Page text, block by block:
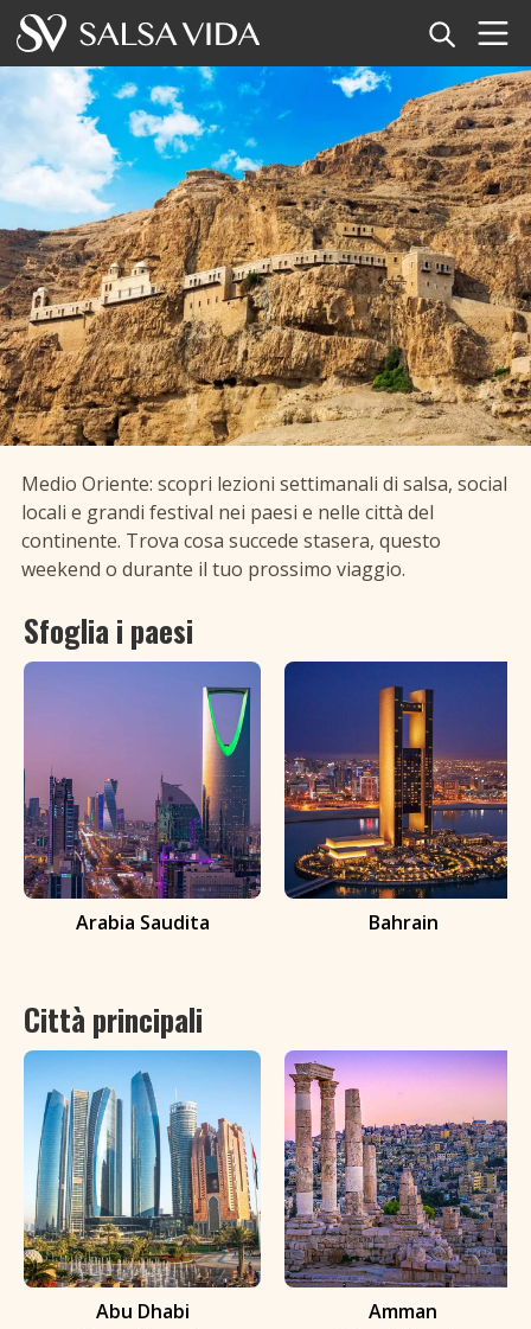
Home
Notizie
Articoli
Video
Glossario della salsa
Negozio
TuneTempo
+ Aggiungi evento
Guide> Medio Oriente
BALLARE LA SALSA —
MEDIO ORIENTE
CERCA
Medio Oriente: scopri lezioni settimanali di salsa, social
locali e grandi festival nei paesi e nelle città del
continente. Trova cosa succede stasera, questo
weekend o durante il tuo prossimo viaggio.
Sfoglia i paesi
Arabia Saudita Bahrain
Città principali
Abu Dhabi Amman